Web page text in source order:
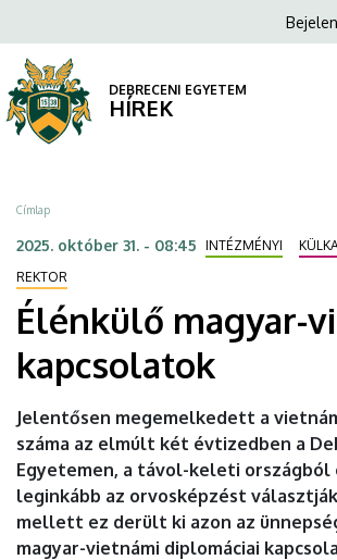
magyar-
vietnámi
kapcsolatok
DEBRECENI
EGYETEM
a
tartalomra
DEBRECENI EGYETEM
HÍREK
Morzsa
Címlap
2025. október 31. - 08:45 INTÉZMÉNYI
REKTOR
Élénkülő magyar-
kapcsolatok
Jelentősen megemelkedett a
száma az elmúlt két évtizedben a
Egyetemen, a távol-keleti országból
leginkább az orvosképzést
mellett ez derült ki azon az
magyar-vietnámi diplomáciai